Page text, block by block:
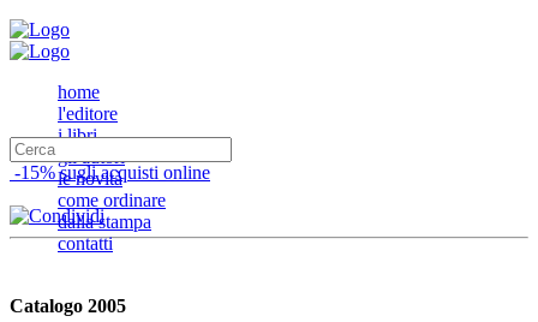
home
l'editore
i libri
gli autori
le novità
come ordinare
dalla stampa
contatti
-15% sugli acquisti online
Catalogo 2005